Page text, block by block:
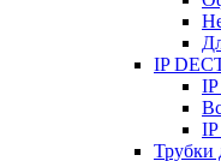
IP
Трубки